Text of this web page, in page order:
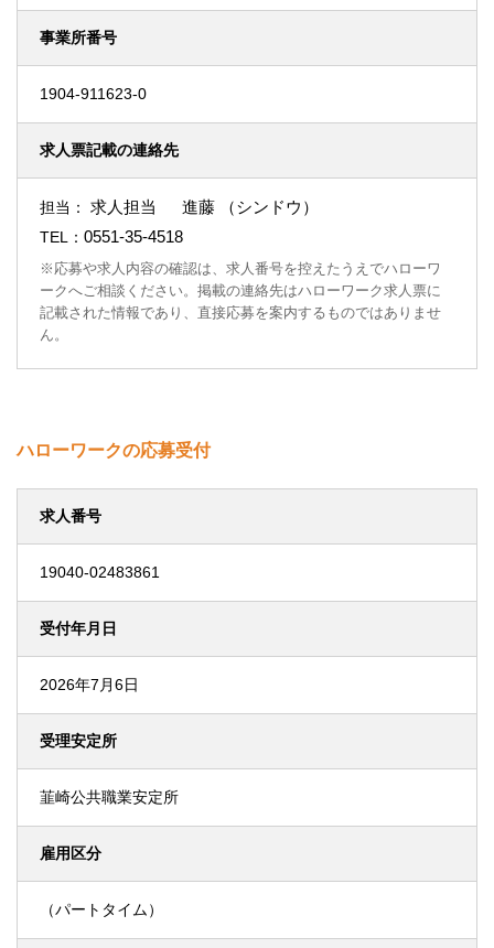
事業所番号
1904-911623-0
求人票記載の連絡先
担当： 求人担当 進藤 （シンドウ）
TEL： 0551-35-4518
※応募や求人内容の確認は、求人番号を控えたうえでハローワ
ークへご相談ください。掲載の連絡先はハローワーク求人票に
記載された情報であり、直接応募を案内するものではありませ
ん。
ハローワークの応募受付
求人番号
19040-02483861
受付年月日
2026年7月6日
受理安定所
韮崎公共職業安定所
雇用区分
（パートタイム）